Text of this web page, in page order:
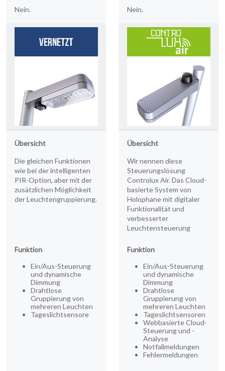
STARTSEITE
PRODUKTE
EARTHLIGHT
UNSERE
DIENSTLEISTUNGEN
RECHTLICH
05
KONTAKT
Nein. Nein.
Übersicht
Die gleichen Funktionen
wie bei der intelligenten
PIR-Option, aber mit der
zusätzlichen Möglichkeit
der Leuchtengruppierung.
Funktion
Ein/Aus-Steuerung
und dynamische
Dimmung
Drahtlose
Gruppierung von
mehreren Leuchten
Tageslichtsensore
Übersicht
Wir nennen diese
Steuerungslösung
Controlux Air. Das Cloud-
basierte System von
Holophane mit digitaler
Funktionalität und
verbesserter
Leuchtensteuerung
Funktion
Ein/Aus-Steuerung
und dynamische
Dimmung
Drahtlose
Gruppierung von
mehreren Leuchten
Tageslichtsensoren
Webbasierte Cloud-
Steuerung und -
Analyse
Notfallmeldungen
Fehlermeldungen